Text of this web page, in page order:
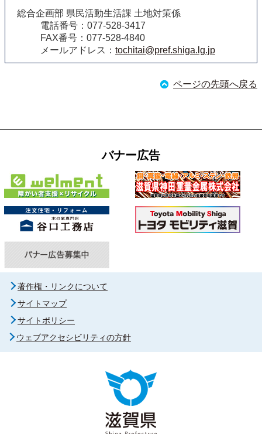
総合企画部 県民活動生活課 土地対策係
電話番号：077-528-3417
FAX番号：077-528-4840
メールアドレス： tochitai@pref.shiga.lg.jp
ページの先頭へ戻る
バナー広告
著作権・リンクについて
サイトマップ
サイトポリシー
ウェブアクセシビリティの方針